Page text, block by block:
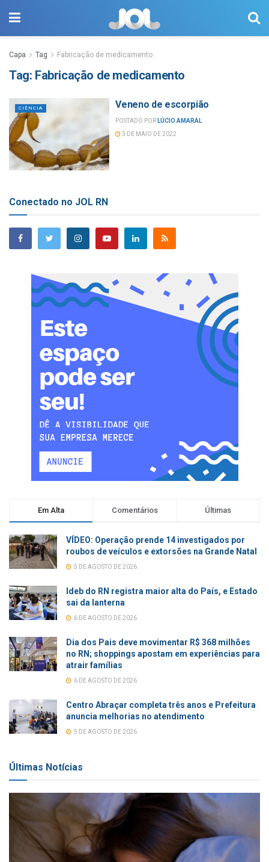
Capa Tag Fabricação de medicamento
Tag: Fabricação de medicamento
CIÊNCIA Veneno de escorpião
POSTADO POR LÚCIO AMARAL
3 DE MAIO DE 2022
Conectado no JOL RN
Em Alta Comentários Últimas
VÍDEO: Operação prende 14 investigados por
roubos de veículos e extorsões na Grande Natal
5 DE AGOSTO DE 2026
Ideb do RN registra maior alta do País, e Estado
sai da lanterna
6 DE AGOSTO DE 2026
Dia dos Pais deve movimentar R$ 368 milhões
no RN; shoppings apostam em experiências para
atrair famílias
6 DE AGOSTO DE 2026
Centro Abraçar completa três anos e Prefeitura
anuncia melhorias no atendimento
5 DE AGOSTO DE 2026
Últimas Notícias